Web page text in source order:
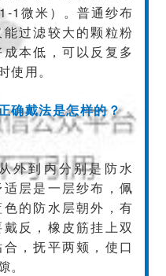
1微米）。普通纱布
过滤较大的颗粒粉
本低，可以反复多
使用。
确戴法是怎样的？
外到内分别是防水
层是一层纱布，佩
的防水层朝外，有
反，橡皮筋挂上双
，抚平两颊，使口